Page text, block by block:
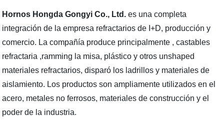
Hornos Hongda Gongyi Co., Ltd. es una completa
integración de la empresa refractarios de I+D, producción y
comercio. La compañía produce principalmente , castables
refractaria ,ramming la misa, plástico y otros unshaped
materiales refractarios, disparó los ladrillos y materiales de
aislamiento. Los productos son ampliamente utilizados en el
acero, metales no ferrosos, materiales de construcción y el
poder de la industria.